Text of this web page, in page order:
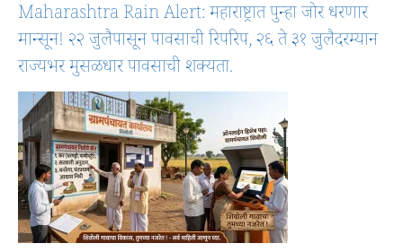
Maharashtra Rain Alert: महाराष्ट्रात पुन्हा जोर धरणार
मान्सून! २२ जुलैपासून पावसाची रिपरिप, २६ ते ३१ जुलैदरम्यान
राज्यभर मुसळधार पावसाची शक्यता.